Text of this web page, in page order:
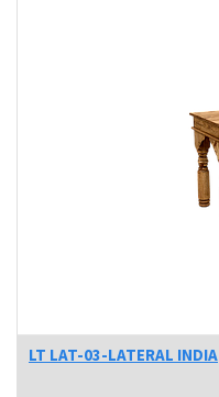
LT LAT-03-LATERAL INDIA